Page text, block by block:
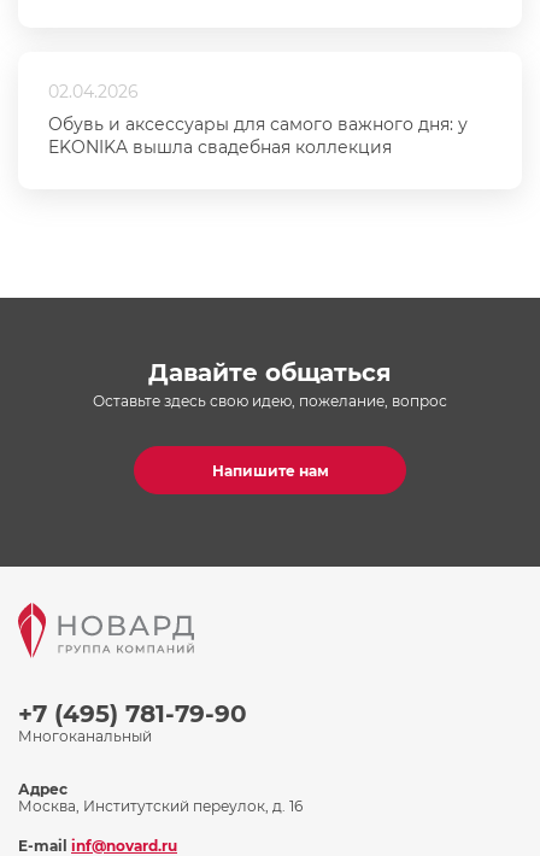
02.04.2026
Обувь и аксессуары для самого важного дня: у
EKONIKA вышла свадебная коллекция
Давайте общаться
Оставьте здесь свою идею, пожелание, вопрос
Напишите нам
+7 (495) 781-79-90
Многоканальный
Адрес
Москва, Институтский переулок, д. 16
E-mail inf@novard.ru